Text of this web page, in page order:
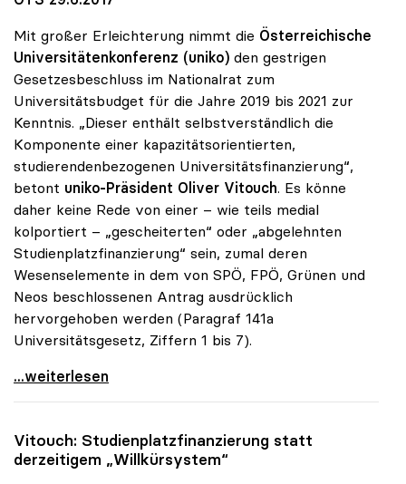
Mit großer Erleichterung nimmt die Österreichische
Universitätenkonferenz (uniko) den gestrigen
Gesetzesbeschluss im Nationalrat zum
Universitätsbudget für die Jahre 2019 bis 2021 zur
Kenntnis. „Dieser enthält selbstverständlich die
Komponente einer kapazitätsorientierten,
studierendenbezogenen Universitätsfinanzierung“,
betont uniko-Präsident Oliver Vitouch. Es könne
daher keine Rede von einer – wie teils medial
kolportiert – „gescheiterten“ oder „abgelehnten
Studienplatzfinanzierung“ sein, zumal deren
Wesenselemente in dem von SPÖ, FPÖ, Grünen und
Neos beschlossenen Antrag ausdrücklich
hervorgehoben werden (Paragraf 141a
Universitätsgesetz, Ziffern 1 bis 7).
Vitouch stellt klar: „Studienplatzfinanzierung ist
...weiterlesen
Vitouch: Studienplatzfinanzierung statt
derzeitigem „Willkürsystem“